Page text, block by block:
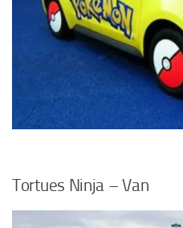
Tortues Ninja – Van